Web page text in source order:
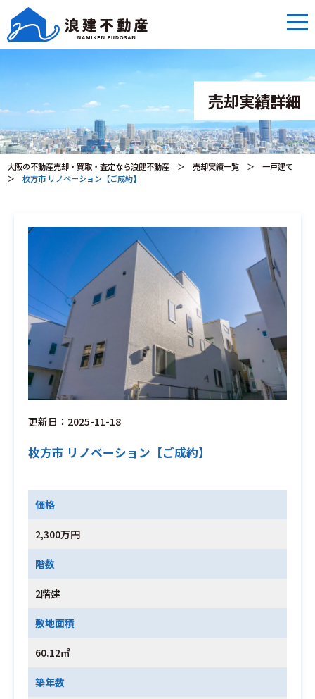
売却実績詳細
大阪の不動産売却・買取・査定なら浪健不動産 ＞ 売却実績一覧 ＞ 一戸建て
＞ 枚方市 リノベーション【ご成約】
更新日：2025-11-18
枚方市 リノベーション【ご成約】
価格
2,300万円
階数
2階建
敷地面積
60.12㎡
築年数